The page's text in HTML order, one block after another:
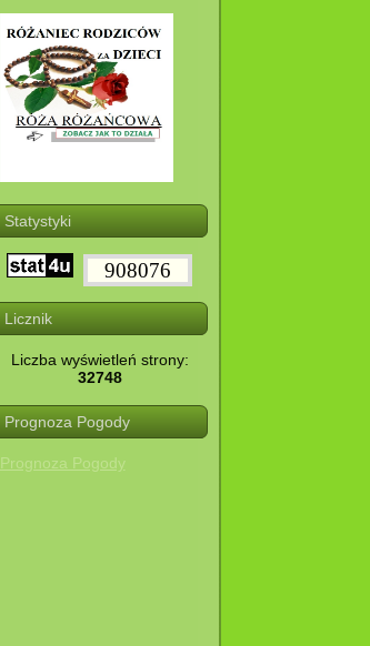
Statystyki
908076
Licznik
Liczba wyświetleń strony:
32748
Prognoza Pogody
Prognoza Pogody